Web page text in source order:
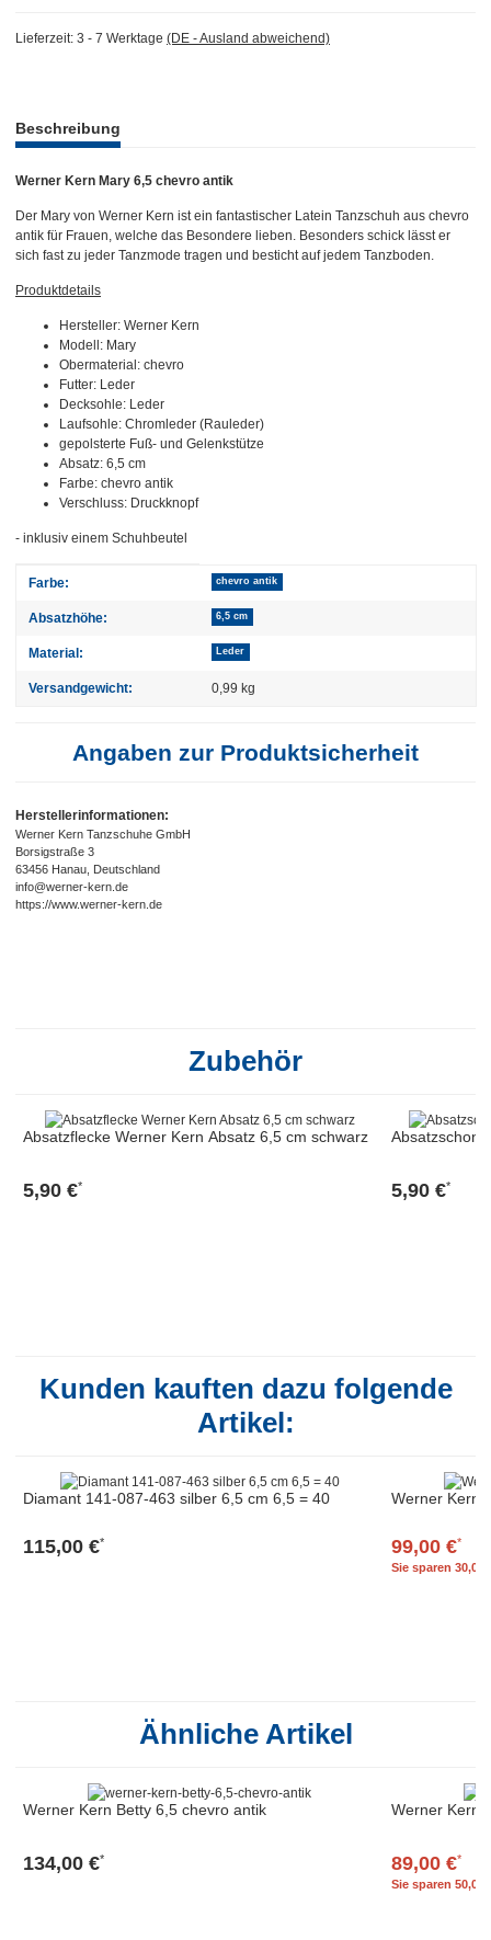
Lieferzeit: 3 - 7 Werktage (DE - Ausland abweichend)
Beschreibung
Werner Kern Mary 6,5 chevro antik
Der Mary von Werner Kern ist ein fantastischer Latein Tanzschuh aus chevro
antik für Frauen, welche das Besondere lieben. Besonders schick lässt er
sich fast zu jeder Tanzmode tragen und besticht auf jedem Tanzboden.
Produktdetails
Hersteller: Werner Kern
Modell: Mary
Obermaterial: chevro
Futter: Leder
Decksohle: Leder
Laufsohle: Chromleder (Rauleder)
gepolsterte Fuß- und Gelenkstütze
Absatz: 6,5 cm
Farbe: chevro antik
Verschluss: Druckknopf
- inklusiv einem Schuhbeutel
Produkteigenschaft
Wert
Farbe: chevro antik
Absatzhöhe: 6,5 cm
Material: Leder
Versandgewicht: 0,99 kg
Angaben zur Produktsicherheit
Herstellerinformationen:
Werner Kern Tanzschuhe GmbH
Borsigstraße 3
63456 Hanau, Deutschland
info@werner-kern.de
https://www.werner-kern.de
Zubehör
Absatzflecke Werner Kern Absatz 6,5 cm schwarz
5,90 €* 5,90 €*
Kunden kauften dazu folgende
Artikel:
Diamant 141-087-463 silber 6,5 cm 6,5 = 40
115,00 €*
Werner Kern
99,00 €*
Sie sparen 30,00
Ähnliche Artikel
Werner Kern Betty 6,5 chevro antik
134,00 €*
Werner Kern
89,00 €*
Sie sparen 50,00